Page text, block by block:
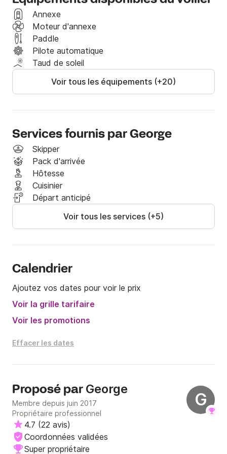
navigation confortable et sans stress à chaque fois.
Annexe
Moteur d'annexe
Paddle
Pilote automatique
Taud de soleil
Voir tous les équipements (+20)
Services fournis par George
Skipper
Pack d'arrivée
Hôtesse
Cuisinier
Départ anticipé
Voir tous les services (+5)
Calendrier
Ajoutez vos dates pour voir le prix
Voir la grille tarifaire
Voir les promotions
Effacer les dates
G
Proposé par George
Membre depuis juin 2017
Propriétaire professionnel
4.7 (22 avis)
Coordonnées validées
Super propriétaire